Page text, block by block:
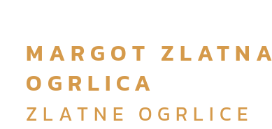
MARGOT ZLATNA
OGRLICA
ZLATNE OGRLICE